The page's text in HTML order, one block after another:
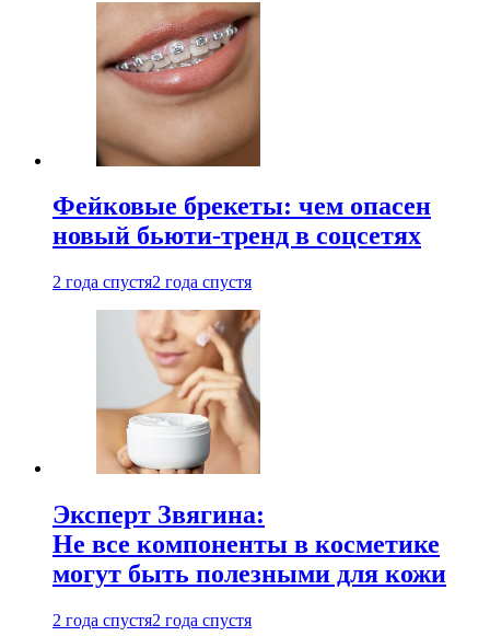
Фейковые брекеты: чем опасен
новый бьюти-тренд в соцсетях
2 года спустя2 года спустя
Эксперт Звягина:
Не все компоненты в косметике
могут быть полезными для кожи
2 года спустя2 года спустя